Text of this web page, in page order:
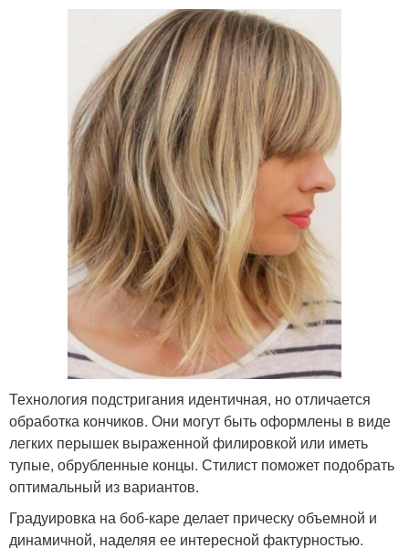
Технология подстригания идентичная, но отличается
обработка кончиков. Они могут быть оформлены в виде
легких перышек выраженной филировкой или иметь
тупые, обрубленные концы. Стилист поможет подобрать
оптимальный из вариантов.
Градуировка на боб-каре делает прическу объемной и
динамичной, наделяя ее интересной фактурностью.